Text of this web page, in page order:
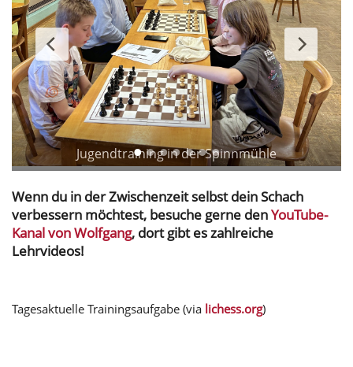
Jugendtraining in der Spinnmühle
Wenn du in der Zwischenzeit selbst dein Schach
verbessern möchtest, besuche gerne denYouTube-
Kanal von Wolfgang, dort gibt es zahlreiche
Lehrvideos!
Tagesaktuelle Trainingsaufgabe (via lichess.org)